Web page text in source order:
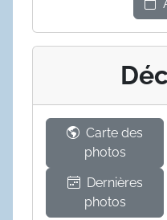
Carte des
photos
Dernières
photos